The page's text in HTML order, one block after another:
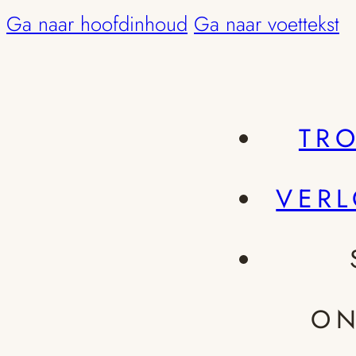
Ga naar hoofdinhoud Ga naar voettekst